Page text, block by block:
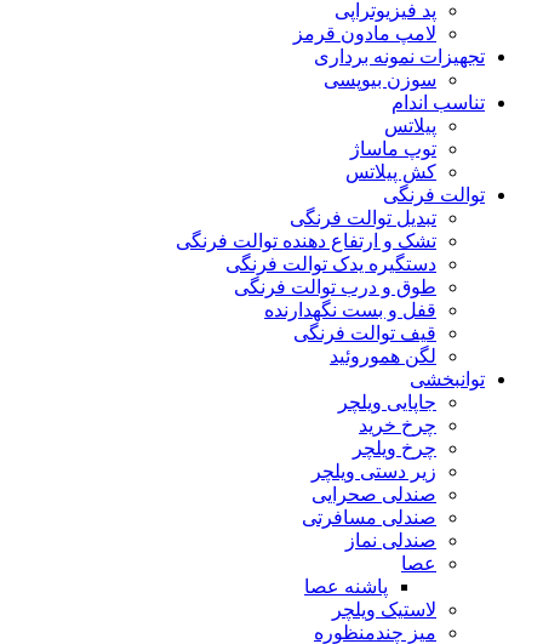
پد فیزیوتراپی
لامپ مادون قرمز
تجهیزات نمونه برداری
سوزن بیوپسی
تناسب اندام
پیلاتس
توپ ماساژ
کش پیلاتس
توالت فرنگی
تبدیل توالت فرنگی
تشک و ارتفاع دهنده توالت فرنگی
دستگیره یدک توالت فرنگی
طوق و درب توالت فرنگی
قفل و بست نگهدارنده
قیف توالت فرنگی
لگن هموروئید
توانبخشی
جاپایی ویلچر
چرخ خرید
چرخ ویلچر
زیر دستی ویلچر
صندلی صحرایی
صندلی مسافرتی
صندلی نماز
عصا
پاشنه عصا
لاستیک ویلچر
میز چندمنظوره